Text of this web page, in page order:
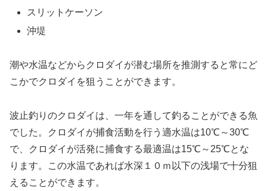
スリットケーソン
沖堤
潮や水温などからクロダイが潜む場所を推測すると常にど
こかでクロダイを狙うことができます。
波止釣りのクロダイは、一年を通して釣ることができる魚
でした。クロダイが捕食活動を行う適水温は10℃～30℃
で、クロダイが活発に捕食する最適温は15℃～25℃とな
ります。この水温であれば水深１０ｍ以下の浅場で十分狙
えることができます。